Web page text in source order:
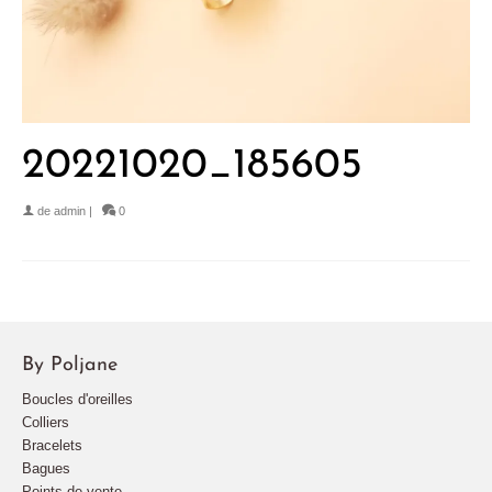
20221020_185605
de admin 0
By Poljane
Boucles d'oreilles
Colliers
Bracelets
Bagues